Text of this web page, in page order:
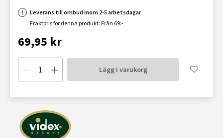
Leverans till ombud inom 2-5 arbetsdagar
Fraktpris för denna produkt: Från 69:-
69,95 kr
Lägg i varukorg